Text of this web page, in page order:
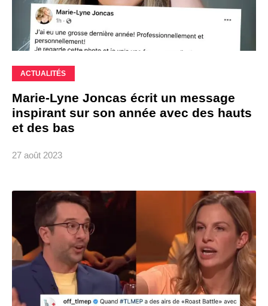
ACTUALITÉS
Marie-Lyne Joncas écrit un message
inspirant sur son année avec des hauts
et des bas
27 août 2023